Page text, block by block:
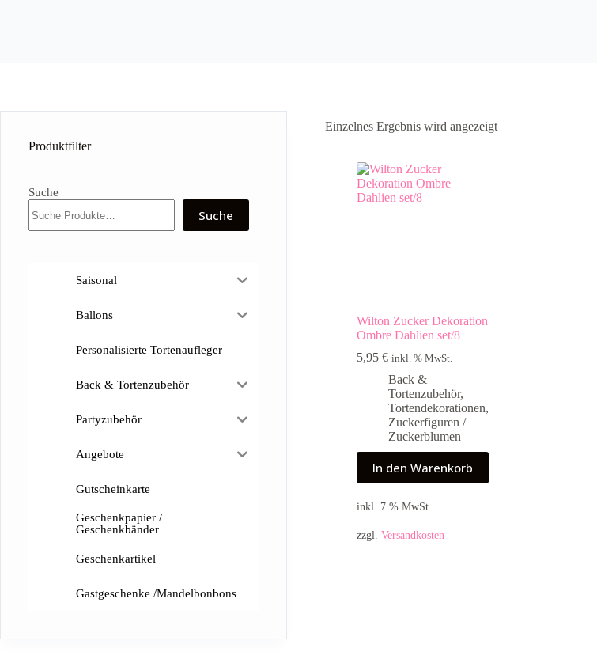
Einzelnes Ergebnis wird angezeigt
Wilton Zucker Dekoration
Ombre Dahlien set/8
5,95€ inkl. % MwSt.
Back &
Tortenzubehör,
Tortendekorationen,
Zuckerfiguren /
Zuckerblumen
In den Warenkorb
inkl. 7 % MwSt.
zzgl.Versandkosten
Produktfilter
Suche
Suche
Saisonal
Ballons
Personalisierte Tortenaufleger
Back & Tortenzubehör
Partyzubehör
Angebote
Gutscheinkarte
Geschenkpapier /
Geschenkbänder
Geschenkartikel
Gastgeschenke /Mandelbonbons